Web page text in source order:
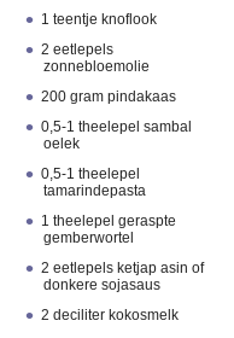
1 teentje knoflook
2 eetlepels
zonnebloemolie
200 gram pindakaas
0,5-1 theelepel sambal
oelek
0,5-1 theelepel
tamarindepasta
1 theelepel geraspte
gemberwortel
2 eetlepels ketjap asin of
donkere sojasaus
2 deciliter kokosmelk